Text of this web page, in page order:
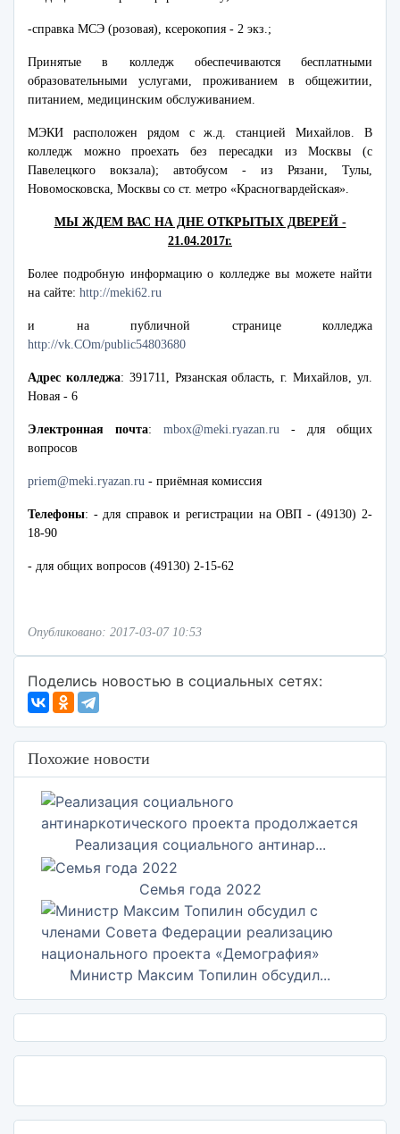
-справка МСЭ (розовая), ксерокопия - 2 экз.;
Принятые в колледж обеспечиваются бесплатными
образовательными услугами, проживанием в общежитии,
питанием, медицинским обслуживанием.
МЭКИ расположен рядом с ж.д. станцией Михайлов. В
колледж можно проехать без пересадки из Москвы (с
Павелецкого вокзала); автобусом - из Рязани, Тулы,
Новомосковска, Москвы со ст. метро «Красногвардейская».
МЫ ЖДЕМ ВАС НА ДНЕ ОТКРЫТЫХ ДВЕРЕЙ -
21.04.2017г.
Более подробную информацию о колледже вы можете найти
на сайте: http://meki62.ru
и на публичной странице колледжа
http://vk.COm/public54803680
Адрес колледжа: 391711, Рязанская область, г. Михайлов, ул.
Новая - 6
Электронная почта: mbox@meki.ryazan.ru - для общих
вопросов
priem@meki.ryazan.ru - приёмная комиссия
Телефоны: - для справок и регистрации на ОВП - (49130) 2-
18-90
- для общих вопросов (49130) 2-15-62
Опубликовано: 2017-03-07 10:53
Поделись новостью в социальных сетях:
Похожие новости
Реализация социального антинар...
Семья года 2022
Министр Максим Топилин обсудил...